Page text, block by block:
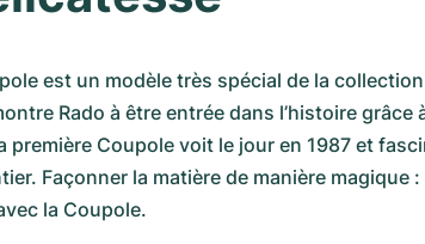
est un modèle très spécial de la
Rado à être entrée dans l’histoire
première Coupole voit le jour en 1987 et
Façonner la matière de manière magique
la Coupole.